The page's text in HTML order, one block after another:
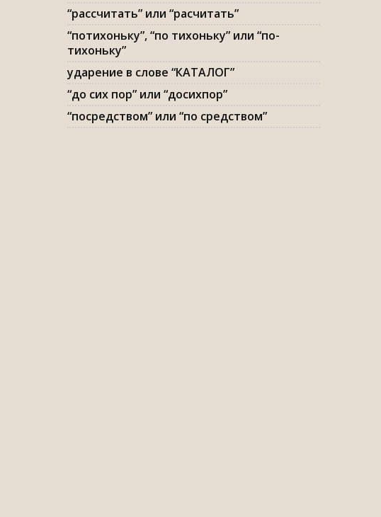
“рассчитать” или “расчитать”
“потихоньку”, “по тихоньку” или “по-
тихоньку”
ударение в слове “КАТАЛОГ”
“до сих пор” или “досихпор”
“посредством” или “по средством”